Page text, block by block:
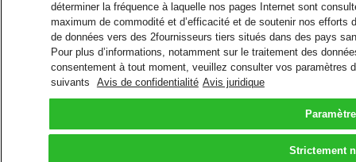
déterminer la fréquence à laquelle nos pages Internet sont
maximum de commodité et d’efficacité et de soutenir nos
de données vers des 2fournisseurs tiers situés dans des pays
Pour plus d’informations, notamment sur le traitement des
consentement à tout moment, veuillez consulter vos paramètres
suivants
Avis de confidentialité Avis juridique
Strictement